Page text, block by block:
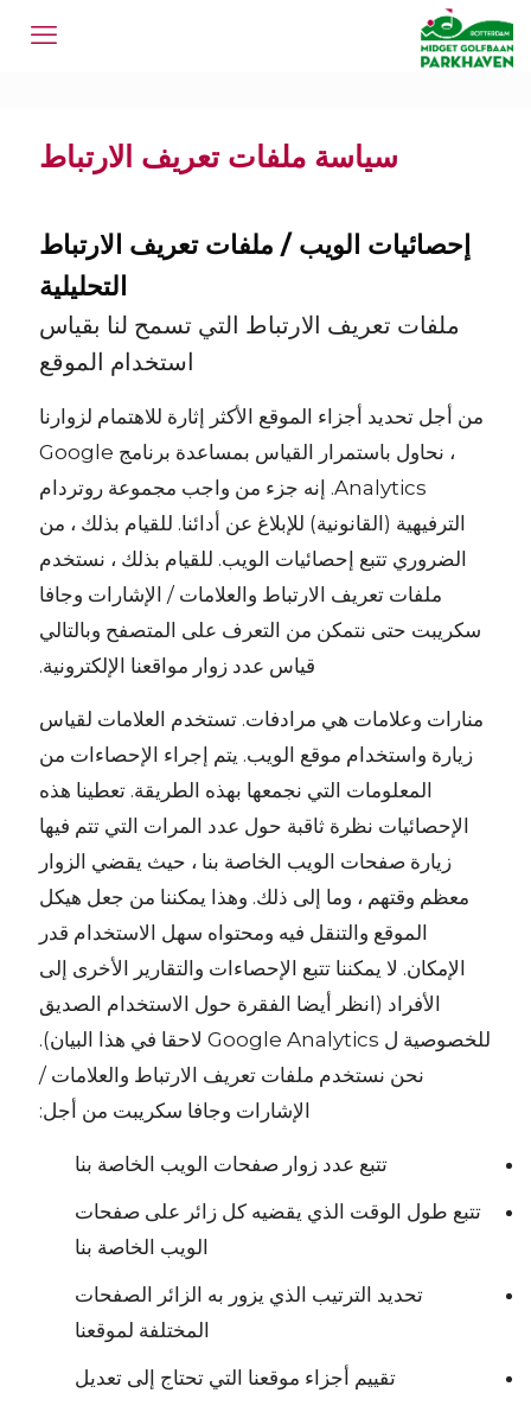
سياسة ملفات تعريف الارتباط
إحصائيات الويب / ملفات تعريف الارتباط
التحليلية
ملفات تعريف الارتباط التي تسمح لنا بقياس
استخدام الموقع
من أجل تحديد أجزاء الموقع الأكثر إثارة للاهتمام لزوارنا
، نحاول باستمرار القياس بمساعدة برنامج Google
Analytics. إنه جزء من واجب مجموعة روتردام
الترفيهية (القانونية) للإبلاغ عن أدائنا. للقيام بذلك ، من
الضروري تتبع إحصائيات الويب. للقيام بذلك ، نستخدم
ملفات تعريف الارتباط والعلامات / الإشارات وجافا
سكريبت حتى نتمكن من التعرف على المتصفح وبالتالي
قياس عدد زوار مواقعنا الإلكترونية.
منارات وعلامات هي مرادفات. تستخدم العلامات لقياس
زيارة واستخدام موقع الويب. يتم إجراء الإحصاءات من
المعلومات التي نجمعها بهذه الطريقة. تعطينا هذه
الإحصائيات نظرة ثاقبة حول عدد المرات التي تتم فيها
زيارة صفحات الويب الخاصة بنا ، حيث يقضي الزوار
معظم وقتهم ، وما إلى ذلك. وهذا يمكننا من جعل هيكل
الموقع والتنقل فيه ومحتواه سهل الاستخدام قدر
الإمكان. لا يمكننا تتبع الإحصاءات والتقارير الأخرى إلى
الأفراد (انظر أيضا الفقرة حول الاستخدام الصديق
للخصوصية ل Google Analytics لاحقا في هذا البيان).
نحن نستخدم ملفات تعريف الارتباط والعلامات /
الإشارات وجافا سكريبت من أجل:
تتبع عدد زوار صفحات الويب الخاصة بنا
تتبع طول الوقت الذي يقضيه كل زائر على صفحات
الويب الخاصة بنا
تحديد الترتيب الذي يزور به الزائر الصفحات
المختلفة لموقعنا
تقييم أجزاء موقعنا التي تحتاج إلى تعديل